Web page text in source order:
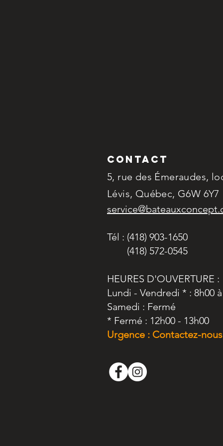
Contact
5, rue des Émeraudes,
Lévis, Québec, G6W 6Y7
​Tél : (418) 903-1650
(418) 572-0545
HEURES D'OUVERTURE :
Lundi - Vendredi * : 8h00
Samedi : Fermé
* Fermé : 12h00 - 13h00
Urgence : Contactez-